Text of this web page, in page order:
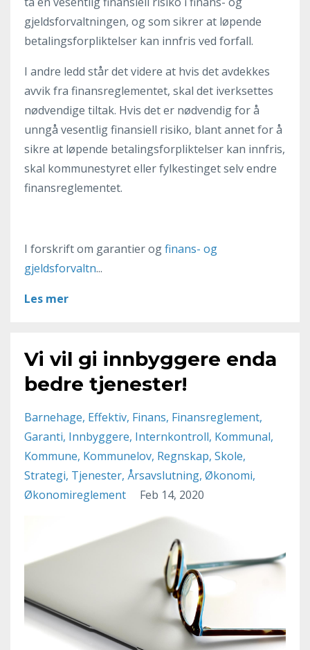
gjeldsforvaltningen, og som sikrer at løpende
betalingsforpliktelser kan innfris ved forfall.
I andre ledd står det videre at hvis det avdekkes
avvik fra finansreglementet, skal det iverksettes
nødvendige tiltak. Hvis det er nødvendig for å
unngå vesentlig finansiell risiko, blant annet for å
sikre at løpende betalingsforpliktelser kan innfris,
skal kommunestyret eller fylkestinget selv endre
finansreglementet.
I forskrift om garantier ogfinans- og
gjeldsforvaltn...
Les mer
Vi vil gi innbyggere enda
bedre tjenester!
Barnehage Effektiv Finans Finansreglement
Garanti Innbyggere Internkontroll Kommunal
Kommune Kommunelov Regnskap Skole
Strategi Tjenester Årsavslutning Økonomi
Økonomireglement
Feb 14, 2020